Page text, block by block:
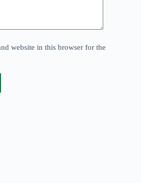
website in this browser for the